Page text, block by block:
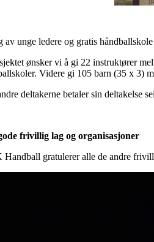
unge ledere og gratis
ønsker vi å gi 22 instruktører
Videre gi 105 barn (35 x 3)
deltakerne betaler sin deltakelse
frivillig lag og organisasjoner
Handball gratulerer alle de andre